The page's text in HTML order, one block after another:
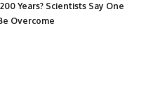
Years? Scientists Say One
Overcome